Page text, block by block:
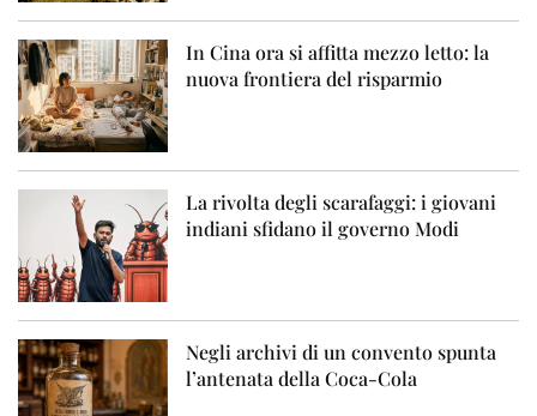
In Cina ora si affitta mezzo letto: la
nuova frontiera del risparmio
La rivolta degli scarafaggi: i giovani
indiani sfidano il governo Modi
Negli archivi di un convento spunta
l’antenata della Coca-Cola